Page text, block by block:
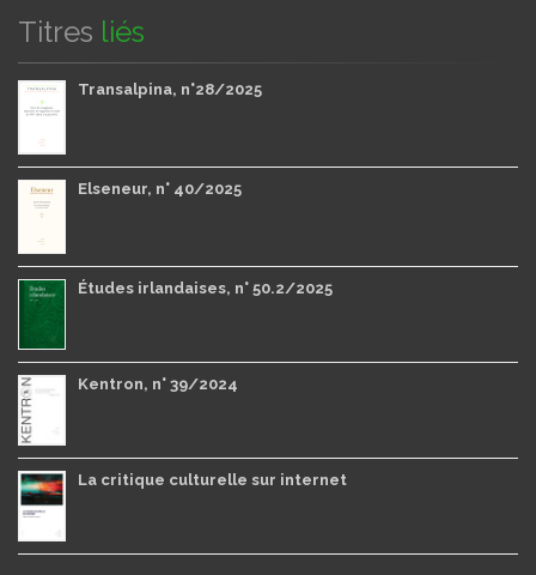
Titres liés
Transalpina, n°28/2025
Elseneur, n° 40/2025
Études irlandaises, n° 50.2/2025
Kentron, n° 39/2024
La critique culturelle sur internet